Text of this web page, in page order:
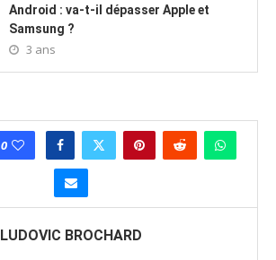
Android : va-t-il dépasser Apple et
Samsung ?
3 ans
0
LUDOVIC BROCHARD